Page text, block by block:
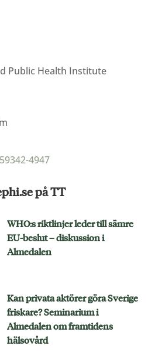
Public Health Institute
4947
på TT
WHO:s riktlinjer leder till sämre
EU-beslut – diskussion i
Almedalen
Kan privata aktörer göra Sverige
friskare? Seminarium i
Almedalen om framtidens
hälsovård